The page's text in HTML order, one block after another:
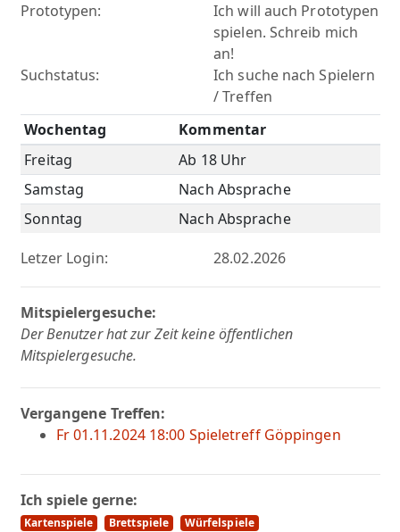
Prototypen:
Ich will auch Prototypen
spielen. Schreib mich
an!
Suchstatus:
Ich suche nach Spielern
/ Treffen
Wochentag
Kommentar
Freitag
Ab 18 Uhr
Samstag
Nach Absprache
Sonntag
Nach Absprache
Letzer Login:
28.02.2026
Mitspielergesuche:
Der Benutzer hat zur Zeit keine öffentlichen
Mitspielergesuche.
Vergangene Treffen:
Fr 01.11.2024 18:00 Spieletreff Göppingen
Ich spiele gerne:
Kartenspiele Brettspiele
Würfelspiele